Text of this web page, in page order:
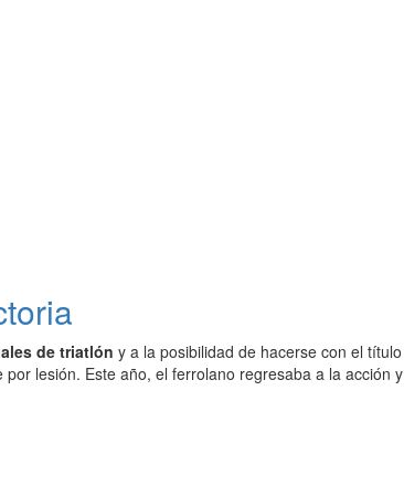
de triatlón y a la posibilidad de hacerse con el
lesión. Este año, el ferrolano regresaba a la acción